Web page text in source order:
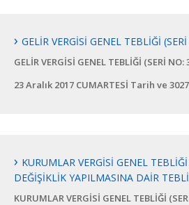
GELİR VERGİSİ GENEL TEBLİĞİ
GELİR VERGİSİ GENEL TEBLİĞİ (SERİ NO:
23 Aralık 2017 CUMARTESİ Tarih ve
KURUMLAR VERGİSİ GENEL
DEĞİŞİKLİK YAPILMASINA DAİR
KURUMLAR VERGİSİ GENEL TEBLİĞİ